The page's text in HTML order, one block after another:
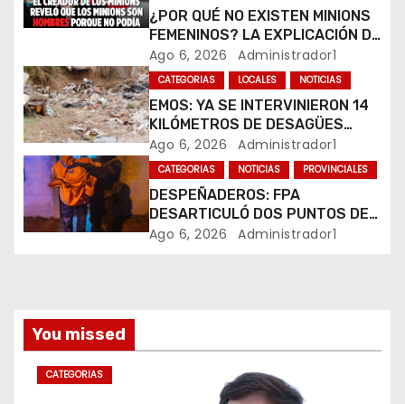
e
n
t
r
a
s
¿POR QUÉ NO EXISTEN MINIONS
FEMENINOS? LA EXPLICACIÓN DE
SU CREADOR QUE VOLVIÓ A
VIRALIZARSE
Ago 6, 2026 Administrador1
CATEGORIAS LOCALES NOTICIAS
EMOS: YA SE INTERVINIERON 14
KILÓMETROS DE DESAGÜES
PLUVIALES
Ago 6, 2026 Administrador1
CATEGORIAS NOTICIAS PROVINCIALES
DESPEÑADEROS: FPA
DESARTICULÓ DOS PUNTOS DE
VENTA DE DROGAS. TRES
Ago 6, 2026 Administrador1
You missed
CATEGORIAS